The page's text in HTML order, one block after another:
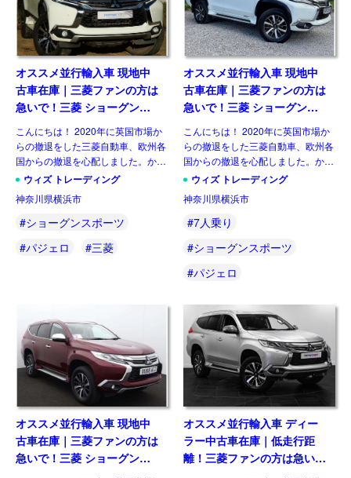
オススメ並行輸入車 現地中
古車在庫｜三菱ファンの方は
急いで！三菱 ショーグンス
ポーツ(パジェロスポーツ) 4
Auto 2.4D 8AT 7人乗り 右ハ
ンドル
こんにちは！ 2020年に英国市場か
らの撤退をした三菱自動車、欧州各
国からの撤退を心配しました。かろ
うじて、新車販売を行っている国も
のルノー キャプチャーのOEMで三
菱ASX、ルノー クリ […]
ウィズ トレーディング
神奈川県横浜市
#ショーグンスポーツ
#パジェロ
#三菱
オススメ並行輸入車 現地中
古車在庫｜三菱ファンの方は
急いで！三菱 ショーグンス
ポーツ(パジェロスポーツ) 4
Auto 2.4D 8AT 7人乗り 右ハ
ンドル
こんにちは！ 2020年に英国市場か
らの撤退をした三菱自動車、欧州各
国からの撤退を心配しました。かろ
うじて、新車販売を行っている国も
のルノー キャプチャーのOEMで三
菱ASX、ルノー クリ […]
ウィズ トレーディング
神奈川県横浜市
#7人乗り
#ショーグンスポーツ
#パジェロ
オススメ並行輸入車 現地中
古車在庫｜三菱ファンの方は
急いで！三菱 ショーグンス
ポーツ(パジェロスポーツ) 4
オススメ並行輸入車 ディー
ラー中古車在庫｜低走行距
離！三菱ファンの方は急い
で！三菱 ショーグンスポー